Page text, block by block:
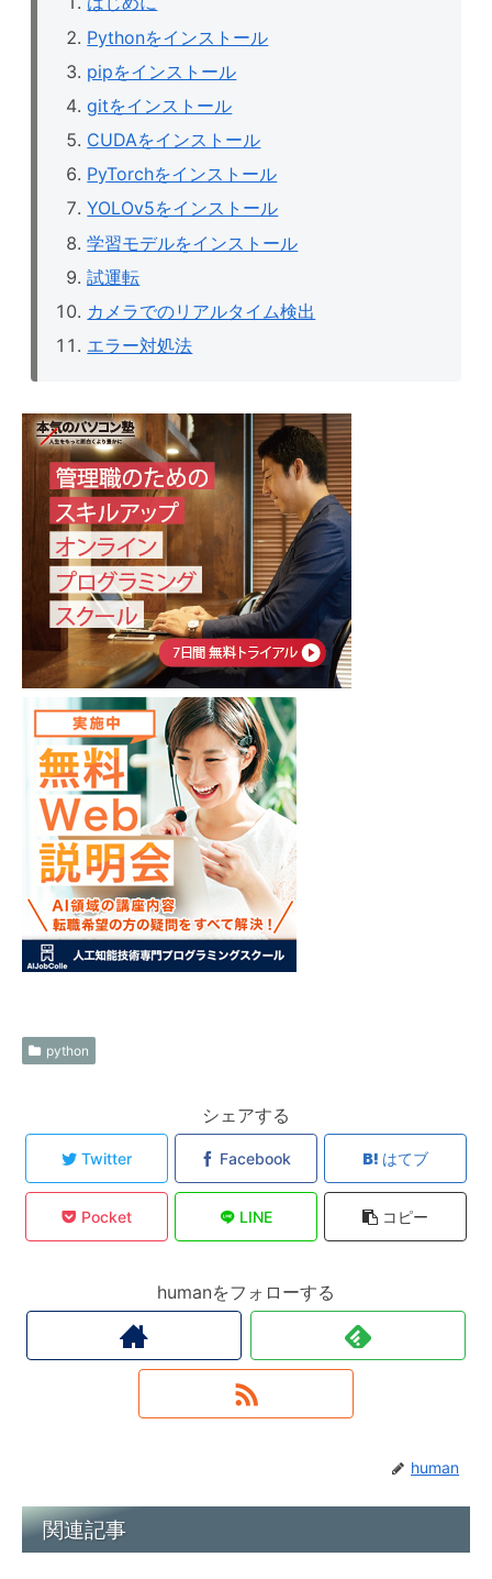
Pythonをインストール
pipをインストール
gitをインストール
CUDAをインストール
PyTorchをインストール
YOLOv5をインストール
学習モデルをインストール
試運転
カメラでのリアルタイム検出
エラー対処法
python
シェアする
Twitter Facebook はてブ
Pocket LINE コピー
humanをフォローする
human
関連記事